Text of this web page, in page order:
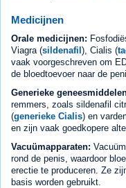
Medicijnen
Orale medicijnen:
Viagra (sildenafil), Cialis (
vaak voorgeschreven om
de bloedtoevoer naar de
Generieke
remmers, zoals sildenafil
(generieke Cialis) en
en zijn vaak goedkopere
Vacuümapparaten:
rond de penis, waardoor
erectie te produceren. Ze
basis worden gebruikt.